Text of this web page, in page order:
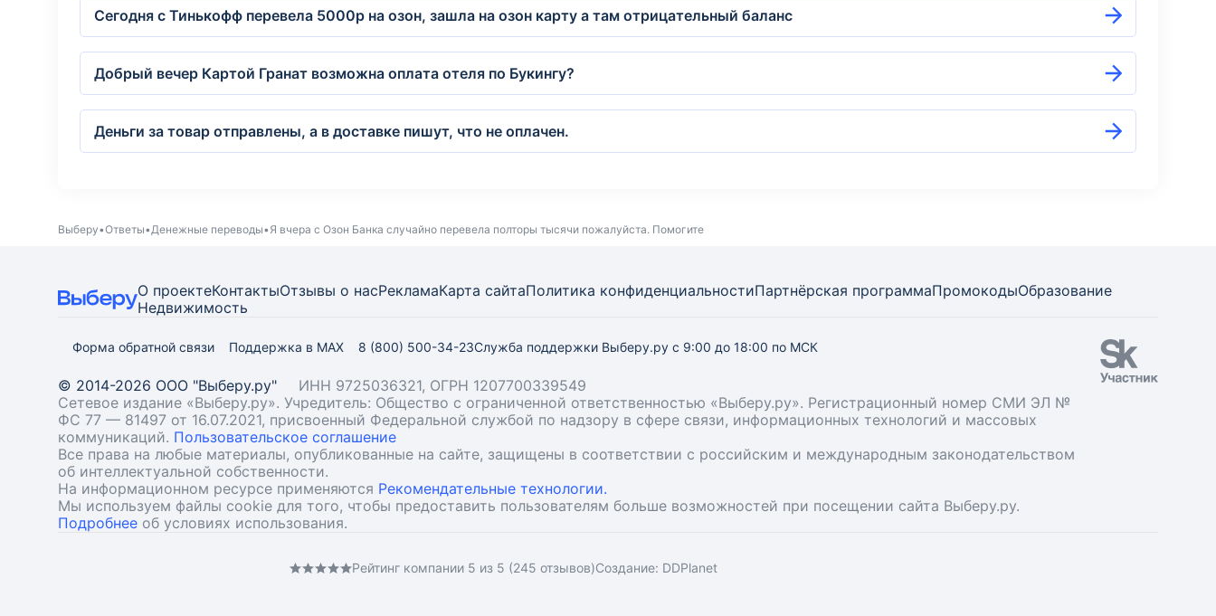
Сегодня с Тинькофф перевела 5000р на озон, зашла на озон карту а там отрицательный баланс
Добрый вечер Картой Гранат возможна оплата отеля по Букингу?
Деньги за товар отправлены, а в доставке пишут, что не оплачен.
Выберу Ответы Денежные переводы Я вчера с Озон Банка случайно перевела полторы тысячи пожалуйста. Помогите
О проектеКонтактыОтзывы о насРекламаКарта сайтаПолитика конфиденциальностиПартнёрская программаПромокодыОбразование
Недвижимость
Форма обратной связи Поддержка в MAX 8 (800) 500-34-23Служба поддержки Выберу.ру с 9:00 до 18:00 по МСК
© 2014-2026 ООО "Выберу.ру"
ИНН 9725036321, ОГРН 1207700339549
Сетевое издание «Выберу.ру». Учредитель: Общество с ограниченной ответственностью «Выберу.ру». Регистрационный номер СМИ ЭЛ №
ФС 77 — 81497 от 16.07.2021, присвоенный Федеральной службой по надзору в сфере связи, информационных технологий и массовых
коммуникаций. Пользовательское соглашение
Все права на любые материалы, опубликованные на сайте, защищены в соответствии с российским и международным законодательством
об интеллектуальной собственности.
На информационном ресурсе применяются Рекомендательные технологии.
Мы используем файлы cookie для того, чтобы предоставить пользователям больше возможностей при посещении сайта Выберу.ру.
Подробнее об условиях использования.
Рейтинг компании 5 из 5 (245 отзывов)Создание: DDPlanet